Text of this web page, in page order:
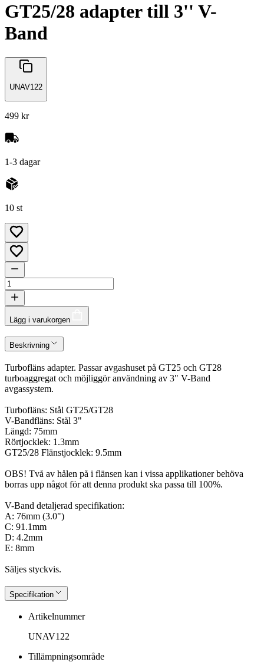
GT25/28 adapter till 3'' V-
Band
UNAV122
499 kr
1-3 dagar
10 st
Lägg i varukorgen
Beskrivning
Turbofläns adapter. Passar avgashuset på GT25 och GT28
turboaggregat och möjliggör användning av 3" V-Band
avgassystem.
Turbofläns: Stål GT25/GT28
V-Bandfläns: Stål 3"
Längd: 75mm
Rörtjocklek: 1.3mm
GT25/28 Flänstjocklek: 9.5mm
OBS! Två av hålen på i flänsen kan i vissa applikationer behöva
borras upp något för att denna produkt ska passa till 100%.
V-Band detaljerad specifikation:
A: 76mm (3.0")
C: 91.1mm
D: 4.2mm
E: 8mm
Säljes styckvis.
Specifikation
Artikelnummer
UNAV122
Tillämpningsområde